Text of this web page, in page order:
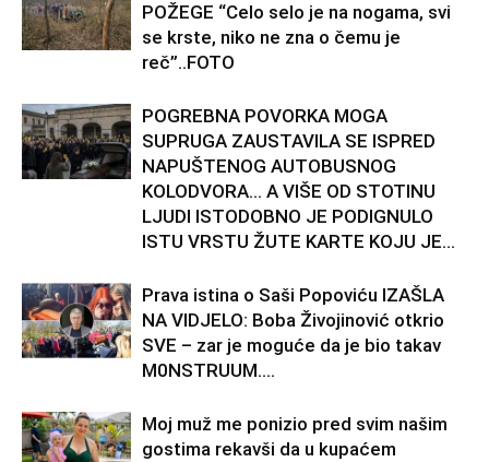
POŽEGE “Celo selo je na nogama, svi
se krste, niko ne zna o čemu je
reč”..FOTO
POGREBNA POVORKA MOGA
SUPRUGA ZAUSTAVILA SE ISPRED
NAPUŠTENOG AUTOBUSNOG
KOLODVORA… A VIŠE OD STOTINU
LJUDI ISTODOBNO JE PODIGNULO
ISTU VRSTU ŽUTE KARTE KOJU JE...
Prava istina o Saši Popoviću IZAŠLA
NA VIDJELO: Boba Živojinović otkrio
SVE – zar je moguće da je bio takav
M0NSTRUUM….
Moj muž me ponizio pred svim našim
gostima rekavši da u kupaćem